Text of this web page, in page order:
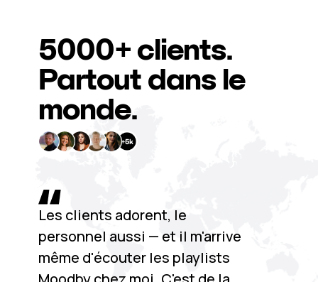
Les clients adorent, le
personnel aussi — et il m'arrive
même d'écouter les playlists
5000+ clients.
Partout dans le
monde.